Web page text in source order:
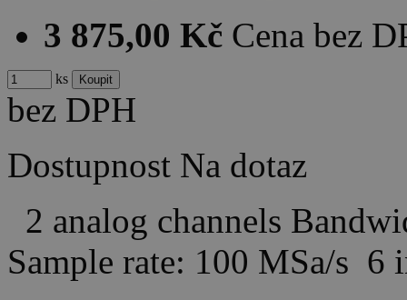
3 875,00 Kč Cena bez
ks
bez DPH
Dostupnost Na dotaz
2 analog channels
Sample rate: 100 MSa/s